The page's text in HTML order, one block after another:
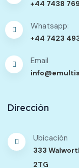
+44 7438
Whatsapp:
+44 7423
Email
Dirección
Ubicación
333
2TG